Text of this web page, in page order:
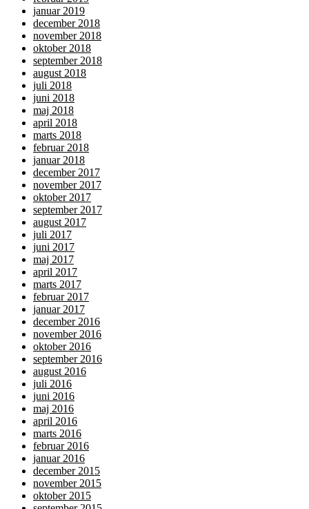
januar 2019
december 2018
november 2018
oktober 2018
september 2018
august 2018
juli 2018
juni 2018
maj 2018
april 2018
marts 2018
februar 2018
januar 2018
december 2017
november 2017
oktober 2017
september 2017
august 2017
juli 2017
juni 2017
maj 2017
april 2017
marts 2017
februar 2017
januar 2017
december 2016
november 2016
oktober 2016
september 2016
august 2016
juli 2016
juni 2016
maj 2016
april 2016
marts 2016
februar 2016
januar 2016
december 2015
november 2015
oktober 2015